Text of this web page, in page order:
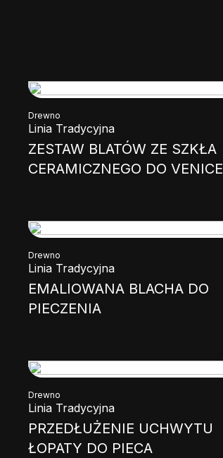
Drewno
Linia Tradycyjna
ZESTAW BLATÓW ZE SZKŁA
CERAMICZNEGO DO VENICE
Drewno
Linia Tradycyjna
EMALIOWANA BLACHA DO
PIECZENIA
Drewno
Linia Tradycyjna
PRZEDŁUŻENIE UCHWYTU
ŁOPATY DO PIECA